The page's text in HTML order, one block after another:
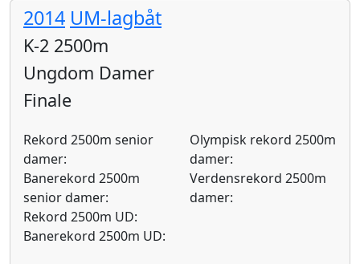
2014 UM-lagbåt
K-2 2500m
Ungdom Damer
Finale
Rekord 2500m senior
damer:
Banerekord 2500m
senior damer:
Rekord 2500m UD:
Banerekord 2500m UD:
Olympisk rekord 2500m
damer:
Verdensrekord 2500m
damer: